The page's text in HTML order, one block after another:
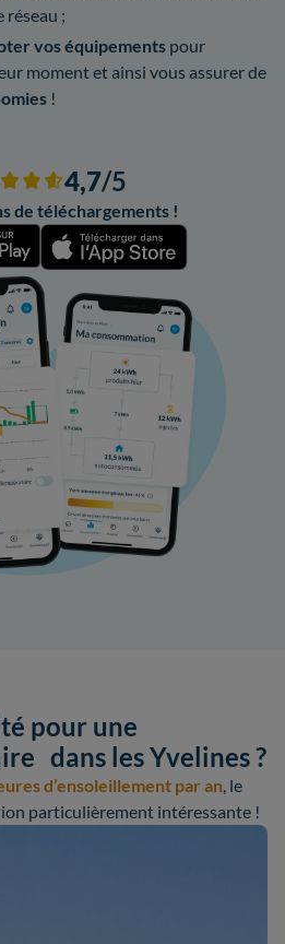
réseau ;
vos équipements pour
moment et ainsi vous assurer de
!
4,7/5
de téléchargements !
pour une
dans les Yvelines ?
d’ensoleillement par an, le
particulièrement intéressante !